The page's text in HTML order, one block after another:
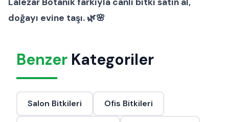
doğayı evine taşı. 🌿🌸
Benzer Kategoriler
Salon Bitkileri Ofis Bitkileri